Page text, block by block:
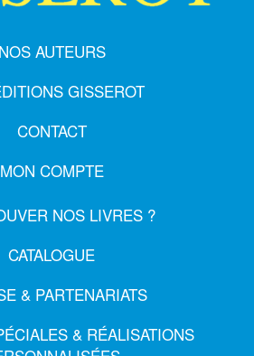
NOS AUTEURS
GISSEROT
CONTACT
MON COMPTE
NOS LIVRES ?
CATALOGUE
& PARTENARIATS
& RÉALISATIONS